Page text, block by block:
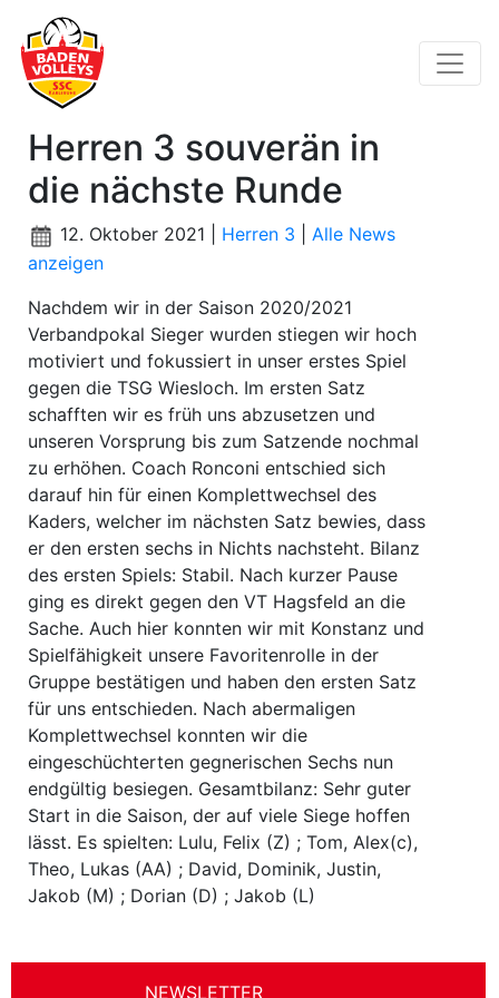
Herren 3 souverän in
die nächste Runde
12. Oktober 2021 | Herren 3
Alle News
anzeigen
Nachdem wir in der Saison 2020/2021
Verbandpokal Sieger wurden stiegen wir hoch
motiviert und fokussiert in unser erstes Spiel
gegen die TSG Wiesloch. Im ersten Satz
schafften wir es früh uns abzusetzen und
unseren Vorsprung bis zum Satzende nochmal
zu erhöhen. Coach Ronconi entschied sich
darauf hin für einen Komplettwechsel des
Kaders, welcher im nächsten Satz bewies, dass
er den ersten sechs in Nichts nachsteht. Bilanz
des ersten Spiels: Stabil. Nach kurzer Pause
ging es direkt gegen den VT Hagsfeld an die
Sache. Auch hier konnten wir mit Konstanz und
Spielfähigkeit unsere Favoritenrolle in der
Gruppe bestätigen und haben den ersten Satz
für uns entschieden. Nach abermaligen
Komplettwechsel konnten wir die
eingeschüchterten gegnerischen Sechs nun
endgültig besiegen. Gesamtbilanz: Sehr guter
Start in die Saison, der auf viele Siege hoffen
lässt. Es spielten: Lulu, Felix (Z) ; Tom, Alex(c),
Theo, Lukas (AA) ; David, Dominik, Justin,
Jakob (M) ; Dorian (D) ; Jakob (L)
NEWSLETTER